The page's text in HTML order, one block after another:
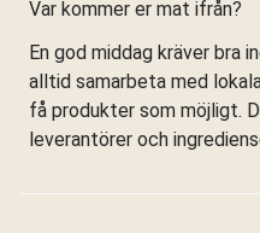
Var kommer er mat ifrån?
En god middag kräver bra
alltid samarbeta med
få produkter som möjligt.
leverantörer och